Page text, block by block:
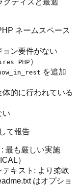
クティスと最適
ネームスペース
ン要件がない
PHP）
を追加
的に行われている
い
して報告
最も厳しい実施
）
キスト: より柔軟
はオプショ